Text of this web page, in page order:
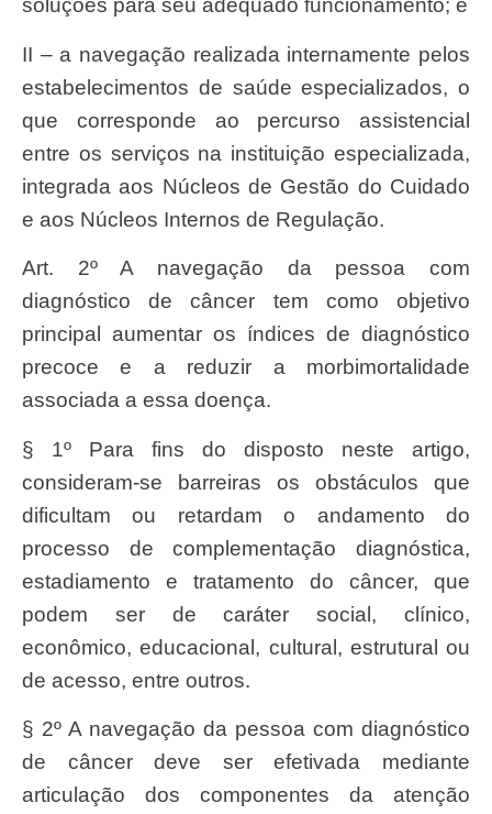
soluções para seu adequado funcionamento; e
II – a navegação realizada internamente pelos
estabelecimentos de saúde especializados, o
que corresponde ao percurso assistencial
entre os serviços na instituição especializada,
integrada aos Núcleos de Gestão do Cuidado
e aos Núcleos Internos de Regulação.
Art. 2º A navegação da pessoa com
diagnóstico de câncer tem como objetivo
principal aumentar os índices de diagnóstico
precoce e a reduzir a morbimortalidade
associada a essa doença.
§ 1º Para fins do disposto neste artigo,
consideram-se barreiras os obstáculos que
dificultam ou retardam o andamento do
processo de complementação diagnóstica,
estadiamento e tratamento do câncer, que
podem ser de caráter social, clínico,
econômico, educacional, cultural, estrutural ou
de acesso, entre outros.
§ 2º A navegação da pessoa com diagnóstico
de câncer deve ser efetivada mediante
articulação dos componentes da atenção